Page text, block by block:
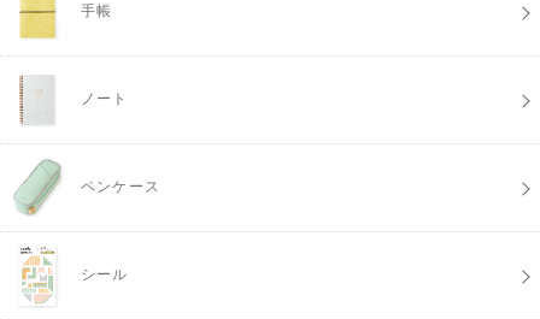
手帳
ノート
ペンケース
シール